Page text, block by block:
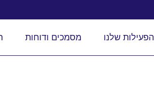
הפעילות שלנו מסמכים ודוחות